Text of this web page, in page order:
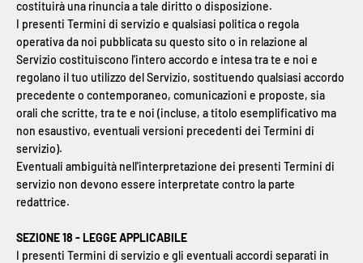
costituirà una rinuncia a tale diritto o disposizione.
I presenti Termini di servizio e qualsiasi politica o regola
operativa da noi pubblicata su questo sito o in relazione al
Servizio costituiscono l'intero accordo e intesa tra te e noi e
regolano il tuo utilizzo del Servizio, sostituendo qualsiasi accordo
precedente o contemporaneo, comunicazioni e proposte, sia
orali che scritte, tra te e noi (incluse, a titolo esemplificativo ma
non esaustivo, eventuali versioni precedenti dei Termini di
servizio).
Eventuali ambiguità nell'interpretazione dei presenti Termini di
servizio non devono essere interpretate contro la parte
redattrice.
SEZIONE 18 - LEGGE APPLICABILE
I presenti Termini di servizio e gli eventuali accordi separati in